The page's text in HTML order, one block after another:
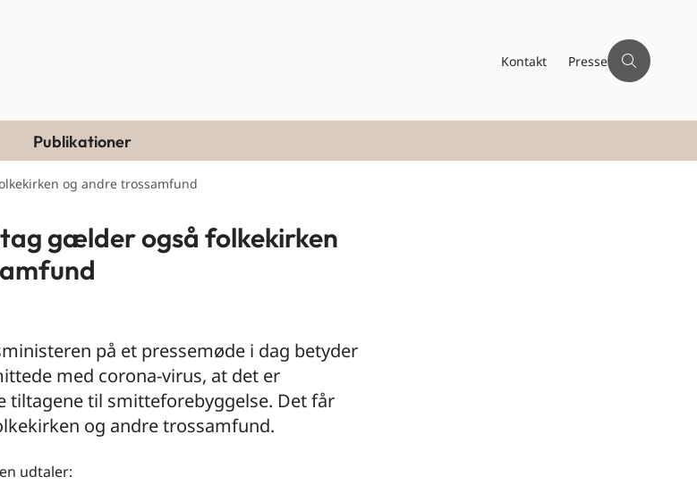
Kontakt Presse
Publikationer
og andre trossamfund
gælder også folkekirken
på et pressemøde i dag betyder
med corona-virus, at det er
tiltagene til smitteforebyggelse. Det får
og andre trossamfund.
udtaler: